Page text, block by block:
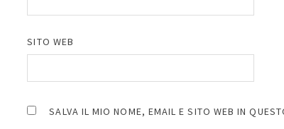
SITO WEB
SALVA IL MIO NOME, EMAIL E SITO WEB IN